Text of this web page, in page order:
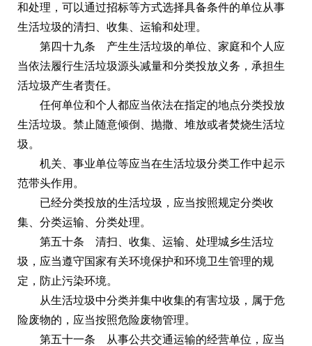
和处理，可以通过招标等方式选择具备条件的单位从事
生活垃圾的清扫、收集、运输和处理。
第四十九条 产生生活垃圾的单位、家庭和个人应
当依法履行生活垃圾源头减量和分类投放义务，承担生
活垃圾产生者责任。
任何单位和个人都应当依法在指定的地点分类投放
生活垃圾。禁止随意倾倒、抛撒、堆放或者焚烧生活垃
圾。
机关、事业单位等应当在生活垃圾分类工作中起示
范带头作用。
已经分类投放的生活垃圾，应当按照规定分类收
集、分类运输、分类处理。
第五十条 清扫、收集、运输、处理城乡生活垃
圾，应当遵守国家有关环境保护和环境卫生管理的规
定，防止污染环境。
从生活垃圾中分类并集中收集的有害垃圾，属于危
险废物的，应当按照危险废物管理。
第五十一条 从事公共交通运输的经营单位，应当